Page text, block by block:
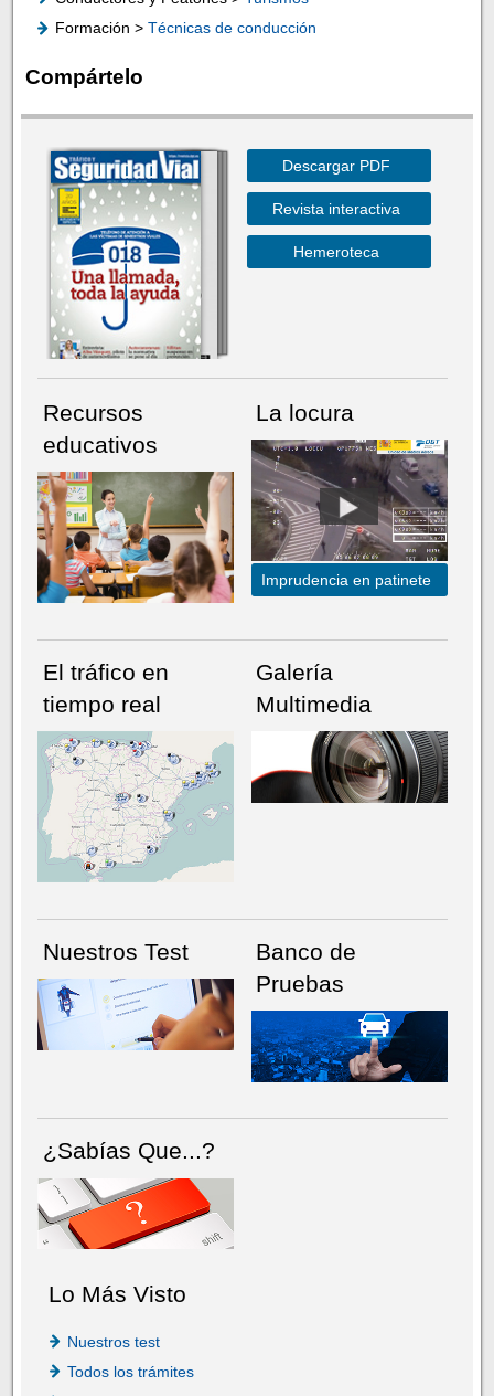
Formación > Técnicas de conducción
Compártelo
NÚMERO ACTUALHEMEROTECA
Descargar PDF
Revista interactiva
Hemeroteca
Recursos
educativos
La locura
Imprudencia en patinete
El tráfico en
tiempo real
Galería
Multimedia
Nuestros Test
Banco de
Pruebas
¿Sabías Que...?
Lo Más Visto
Nuestros test
Todos los trámites